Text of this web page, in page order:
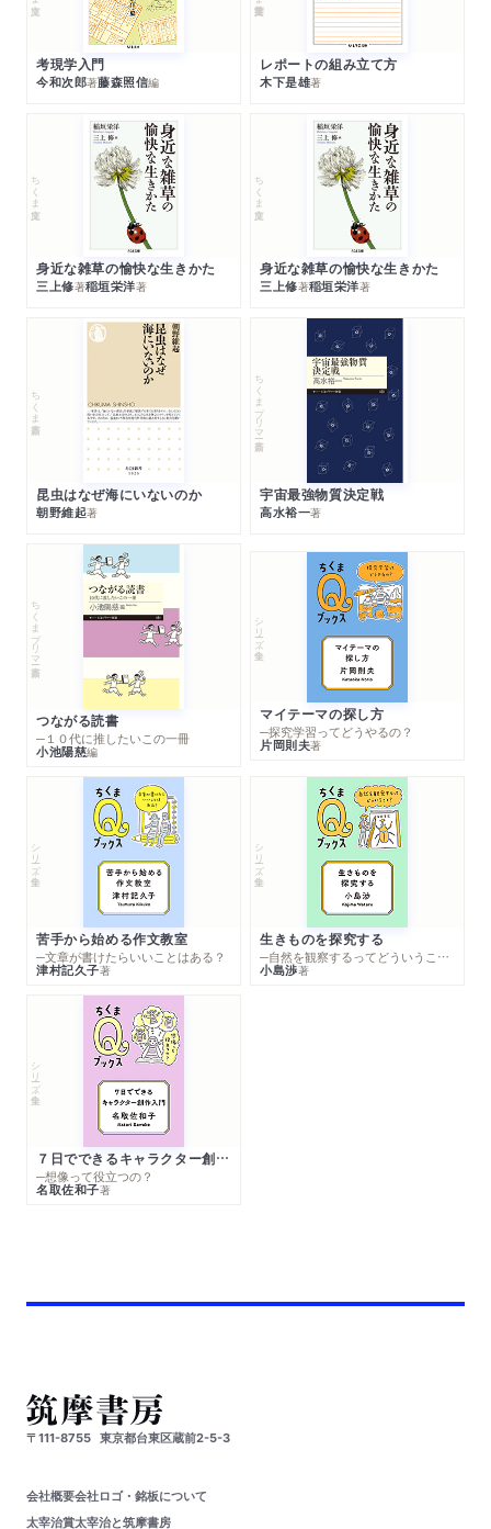
考現学入門
今和次郎著藤森照信編
レポートの組み立て方
木下是雄著
ちくま文庫
身近な雑草の愉快な生きかた
三上修著稲垣栄洋著
ちくま文庫
身近な雑草の愉快な生きかた
三上修著稲垣栄洋著
ちくま新書
昆虫はなぜ海にいないのか
朝野維起著
ちくまプリマー新書
宇宙最強物質決定戦
高水裕一著
ちくまプリマー新書
つながる読書
─１０代に推したいこの一冊
小池陽慈編
シリーズ・全集
マイテーマの探し方
─探究学習ってどうやるの？
片岡則夫著
シリーズ・全集
苦手から始める作文教室
─文章が書けたらいいことはある？
津村記久子著
シリーズ・全集
生きものを探究する
─自然を観察するってどういうこと？
小島渉著
シリーズ・全集
７日でできるキャラクター創作入門
─想像って役立つの？
名取佐和子著
〒111-8755 東京都台東区蔵前2-5-3
会社概要会社ロゴ・銘板について
太宰治賞太宰治と筑摩書房